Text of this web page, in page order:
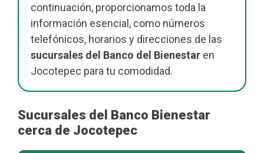
continuación, proporcionamos toda la
información esencial, como números
telefónicos, horarios y direcciones de las
sucursales del Banco del Bienestar en
Jocotepec para tu comodidad.
Sucursales del Banco Bienestar
cerca de Jocotepec